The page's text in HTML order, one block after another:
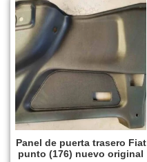
Panel de puerta trasero Fiat
punto (176) nuevo original